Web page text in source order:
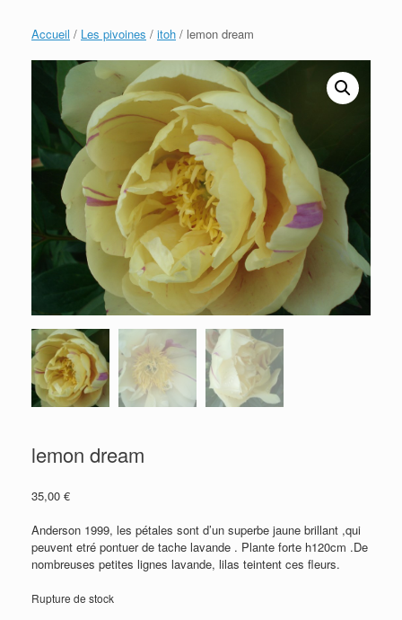
Accueil / Les pivoines / itoh / lemon dream
lemon dream
35,00 €
Anderson 1999, les pétales sont d’un superbe jaune brillant ,qui
peuvent etré pontuer de tache lavande . Plante forte h120cm .De
nombreuses petites lignes lavande, lilas teintent ces fleurs.
Rupture de stock